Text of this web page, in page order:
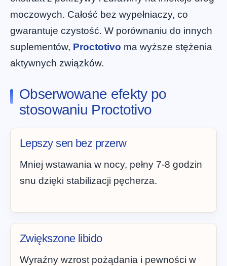
moczowych. Całość bez wypełniaczy, co
gwarantuje czystość. W porównaniu do innych
suplementów, Proctotivo ma wyższe stężenia
aktywnych związków.
Obserwowane efekty po
stosowaniu Proctotivo
Lepszy sen bez przerw
Mniej wstawania w nocy, pełny 7-8 godzin
snu dzięki stabilizacji pęcherza.
Zwiększone libido
Wyraźny wzrost pożądania i pewności w